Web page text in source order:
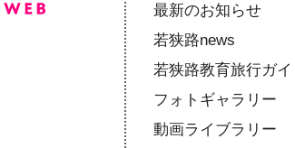
最新のお知らせ
若狭路news
若狭路教育旅行ガイ
フォトギャラリー
動画ライブラリー